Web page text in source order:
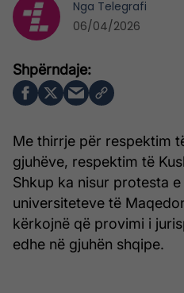
Me thirrje për respektim
gjuhëve, respektim të
Shkup ka nisur protesta
universiteteve të
kërkojnë që provimi i
edhe në gjuhën shqipe.
Nga Telegrafi
06/04/2026